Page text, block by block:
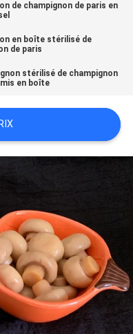
de champignon de paris en
en boîte stérilisé de
de paris
stérilisé de champignon
en boîte